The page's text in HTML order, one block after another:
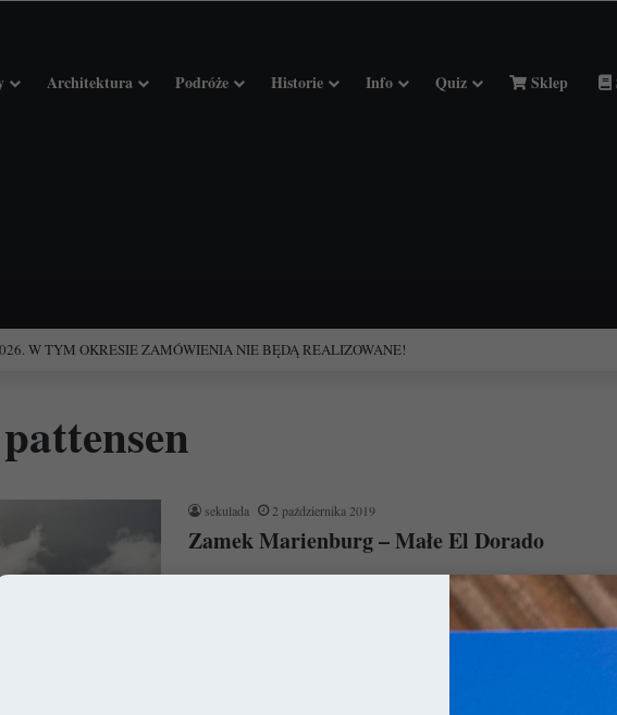
Architektura Podróże Historie Info Quiz Sklep
kościołach Francji.
sekulada 2 października 2019
Zamek Marienburg – Małe El Dorado
Zamek Marienburg to synteza romantycznych budowli XIX
wieku. Chociaż jego bryła przywodzi na myśl gotyckie